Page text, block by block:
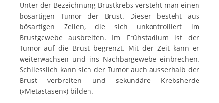
Unter der Bezeichnung Brustkrebs versteht man einen
bösartigen Tumor der Brust. Dieser besteht aus
bösartigen Zellen, die sich unkontrolliert im
Brustgewebe ausbreiten. Im Frühstadium ist der
Tumor auf die Brust begrenzt. Mit der Zeit kann er
weiterwachsen und ins Nachbargewebe einbrechen.
Schliesslich kann sich der Tumor auch ausserhalb der
Brust verbreiten und sekundäre Krebsherde
(«Metastasen») bilden.